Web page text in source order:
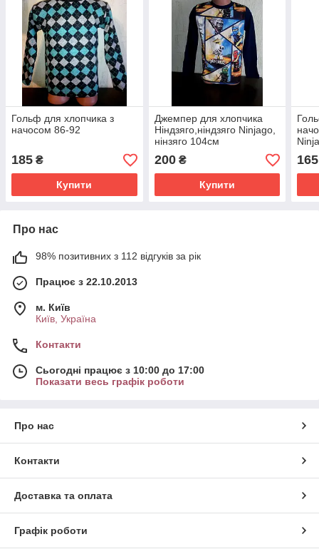
Гольф для хлопчика з
начосом 86-92
185 ₴
Купити
Джемпер для хлопчика
Ніндзяго,ніндзяго Ninjago,
нінзяго 104см
200₴
Купити
165
Про нас
98% позитивних з 112 відгуків за рік
Працює з 22.10.2013
м. Київ
Київ, Україна
Контакти
Сьогодні працює з 10:00 до 17:00
Показати весь графік роботи
Про нас
Контакти
Доставка та оплата
Графік роботи